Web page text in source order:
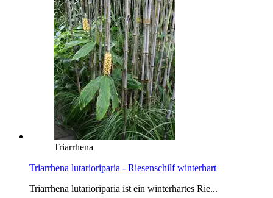
Triarrhena
Triarrhena lutarioriparia - Riesenschilf winterhart
Triarrhena lutarioriparia ist ein winterhartes Rie...